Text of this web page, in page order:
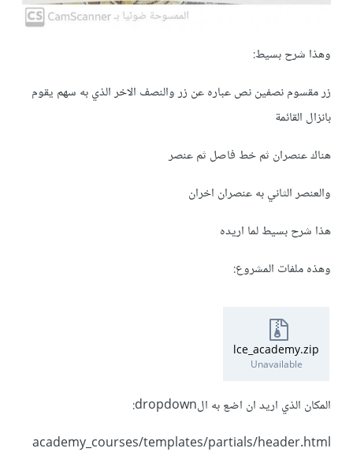
وهذا شرح بسيط:
زر مقسوم نصفين نص عباره عن زر والنصف الاخر الذي به سهم يقوم
بانزال القائمة
هناك عنصران ثم خط فاصل ثم عنصر
والعنصر الثاني به عنصران اخران
هذا شرح بسيط لما اريده
وهذه ملفات المشروع:
lce_academy.zip
Unavailable
المكان الذي اريد ان اضع به الdropdown:
academy_courses/templates/partials/header.html